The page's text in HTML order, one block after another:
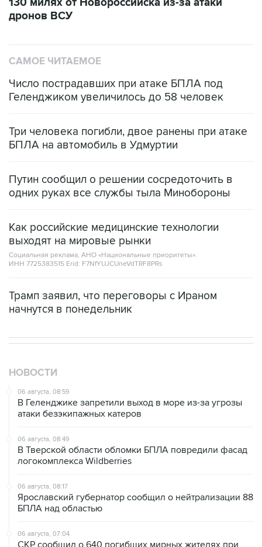
130 милях от Новороссийска из-за атаки
дронов ВСУ
САМОЕ ЧИТАЕМОЕ
Число пострадавших при атаке БПЛА под
Геленджиком увеличилось до 58 человек
Три человека погибли, двое ранены при атаке
БПЛА на автомобиль в Удмуртии
Путин сообщил о решении сосредоточить в
одних руках все службы тыла Минобороны
Как российские медицинские технологии
выходят на мировые рынки
Социальная реклама, АНО «Национальные приоритеты».
ИНН 7725383515 Erid: F7NfYUJCUneVdTRF8PRs
Трамп заявил, что переговоры с Ираном
начнутся в понедельник
НОВОСТИ
06 августа, 08:59
В Геленджике запретили выход в море из-за угрозы
атаки безэкипажных катеров
06 августа, 08:49
В Тверской области обломки БПЛА повредили фасад
логокомплекса Wildberries
06 августа, 08:17
Ярославский губернатор сообщил о нейтрализации 88
БПЛА над областью
06 августа, 07:04